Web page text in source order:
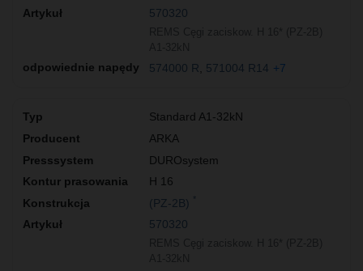
570320
574000 R 571004 R14 +7
Standard A1-32kN
ARKA
DUROsystem
H 16
(PZ-2B)
570320